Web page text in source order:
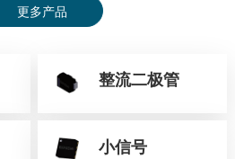
更多产品
整流二极管
小信号